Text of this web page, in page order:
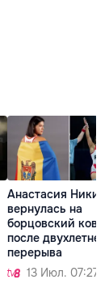
Анастасия
вернулась на
борцовский
после
перерыва
13 Июл. 07:27